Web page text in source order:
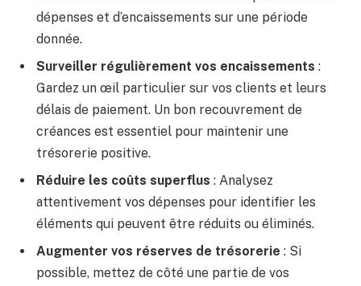
dépenses et d’encaissements sur une période
donnée.
Surveiller régulièrement vos encaissements :
Gardez un œil particulier sur vos clients et leurs
délais de paiement. Un bon recouvrement de
créances est essentiel pour maintenir une
trésorerie positive.
Réduire les coûts superflus : Analysez
attentivement vos dépenses pour identifier les
éléments qui peuvent être réduits ou éliminés.
Augmenter vos réserves de trésorerie : Si
possible, mettez de côté une partie de vos